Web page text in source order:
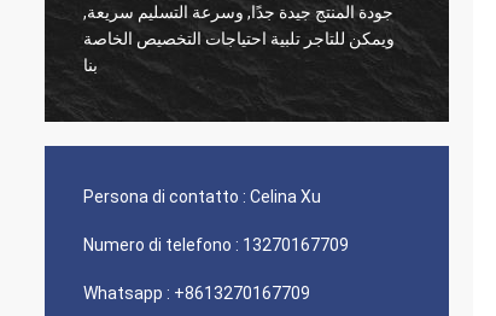
جودة المنتج جيدة جدًا, وسرعة التسليم سريعة,
ويمكن للتاجر تلبية احتياجات التخصيص الخاصة
بنا
Persona di contatto : Celina Xu
Numero di telefono : 13270167709
Whatsapp : +8613270167709